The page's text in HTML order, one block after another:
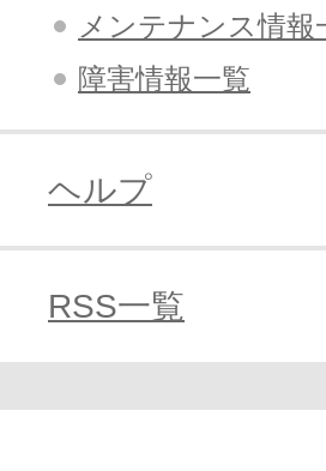
ドメインモニタ
その他
アフィリエイ
メンテナンス情報
障害情報一覧
ヘルプ
RSS一覧